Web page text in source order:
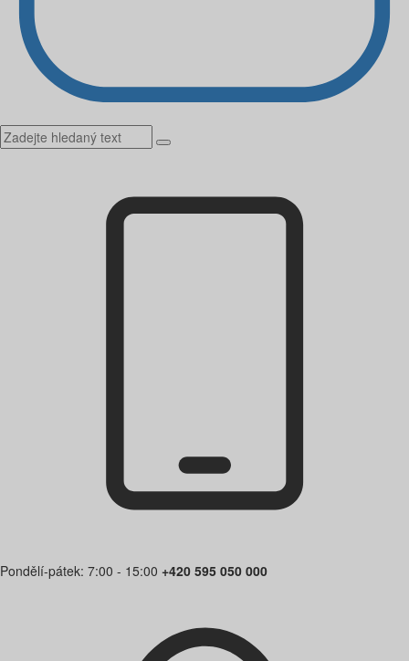
Pondělí-pátek: 7:00 - 15:00 +420 595 050 000